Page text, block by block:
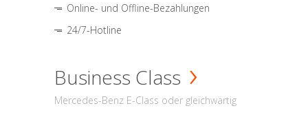
Online- und Offline-Bezahlungen
24/7-Hotline
Business Class
Mercedes-Benz E-Class oder gleichwärtig